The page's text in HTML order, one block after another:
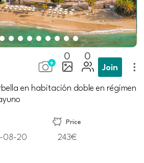
0 0
Join
en habitación doble en régimen
08-20
Price
243€